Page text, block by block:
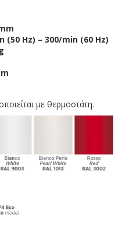
(50 Hz) – 300/min (60 Hz)
με θερμοστάτη.